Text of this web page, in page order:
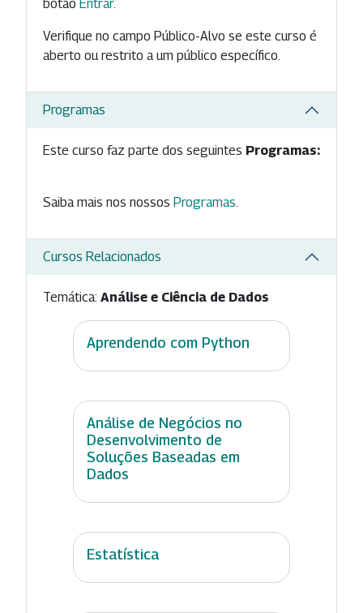
botão Entrar.
Verifique no campo Público-Alvo se este curso é
aberto ou restrito a um público específico.
Programas
Este curso faz parte dos seguintes Programas:
Saiba mais nos nossos Programas
Cursos Relacionados
Temática: Análise e Ciência de Dados
Aprendendo com Python
Análise de Negócios no
Desenvolvimento de
Soluções Baseadas em
Dados
Estatística